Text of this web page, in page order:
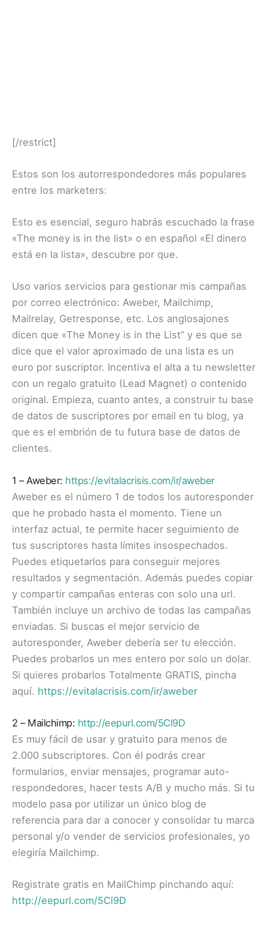
[/restrict]
Estos son los autorrespondedores más populares
entre los marketers:
Esto es esencial, seguro habrás escuchado la frase
«The money is in the list» o en español «El dinero
está en la lista», descubre por que.
Uso varios servicios para gestionar mis campañas
por correo electrónico: Aweber, Mailchimp,
Mailrelay, Getresponse, etc. Los anglosajones
dicen que «The Money is in the List” y es que se
dice que el valor aproximado de una lista es un
euro por suscriptor. Incentiva el alta a tu newsletter
con un regalo gratuito (Lead Magnet) o contenido
original. Empieza, cuanto antes, a construir tu base
de datos de suscriptores por email en tu blog, ya
que es el embrión de tu futura base de datos de
clientes.
1 – Aweber: https://evitalacrisis.com/ir/aweber
Aweber es el número 1 de todos los autoresponder
que he probado hasta el momento. Tiene un
interfaz actual, te permite hacer seguimiento de
tus suscriptores hasta límites insospechados.
Puedes etiquetarlos para conseguir mejores
resultados y segmentación. Además puedes copiar
y compartir campañas enteras con solo una url.
También incluye un archivo de todas las campañas
enviadas. Si buscas el mejor servicio de
autoresponder, Aweber debería ser tu elección.
Puedes probarlos un mes entero por solo un dolar.
Si quieres probarlos Totalmente GRATIS, pincha
aquí. https://evitalacrisis.com/ir/aweber
2 – Mailchimp: http://eepurl.com/5Cl9D
Es muy fácil de usar y gratuito para menos de
2.000 subscriptores. Con él podrás crear
formularios, enviar mensajes, programar auto-
respondedores, hacer tests A/B y mucho más. Si tu
modelo pasa por utilizar un único blog de
referencia para dar a conocer y consolidar tu marca
personal y/o vender de servicios profesionales, yo
elegiría Mailchimp.
Registrate gratis en MailChimp pinchando aquí:
http://eepurl.com/5Cl9D